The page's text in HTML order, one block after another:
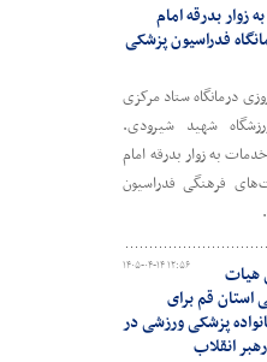
زوار بدرقه امام
فدراسیون پزشکی
درمانگاه ستاد مرکزی
شهید شیرودی.
به زوار بدرقه امام
فرهنگی فدراسیون
۱۴۰۵-۰۴-۱۴ ۱۲:۵۶
هیات
استان قم برای
پزشکی ورزشی در
انقلاب